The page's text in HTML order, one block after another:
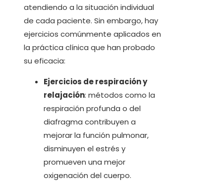
atendiendo a la situación individual
de cada paciente. Sin embargo, hay
ejercicios comúnmente aplicados en
la práctica clínica que han probado
su eficacia:
Ejercicios de respiración y
relajación: métodos como la
respiración profunda o del
diafragma contribuyen a
mejorar la función pulmonar,
disminuyen el estrés y
promueven una mejor
oxigenación del cuerpo.